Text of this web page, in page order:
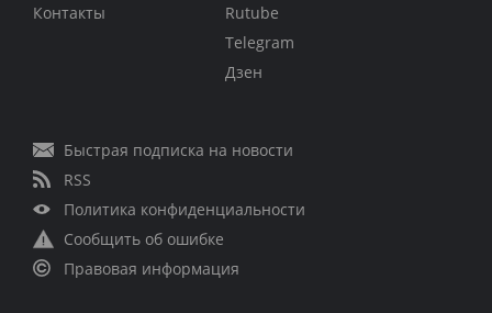
Контакты
Rutube
Telegram
Дзен
Быстрая подписка на новости
RSS
Политика конфиденциальности
Сообщить об ошибке
Правовая информация